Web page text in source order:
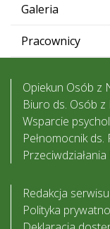
Galeria
Pracownicy
Opiekun Osób z
Biuro ds. Osób
Wsparcie
Pełnomocnik
Redakcja
Polityka